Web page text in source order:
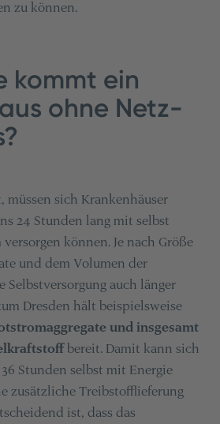
zu können.
kommt ein
ohne Netz-
müssen sich Krankenhäuser
24 Stunden lang mit selbst
können. Je nach Größe
und dem Volumen der
Selbstversorgung auch länger
Dresden hält beispielsweise
und insgesamt
bereit. Damit kann sich
Stunden selbst mit Energie
zusätzliche Treibstofflieferung
ist, dass das